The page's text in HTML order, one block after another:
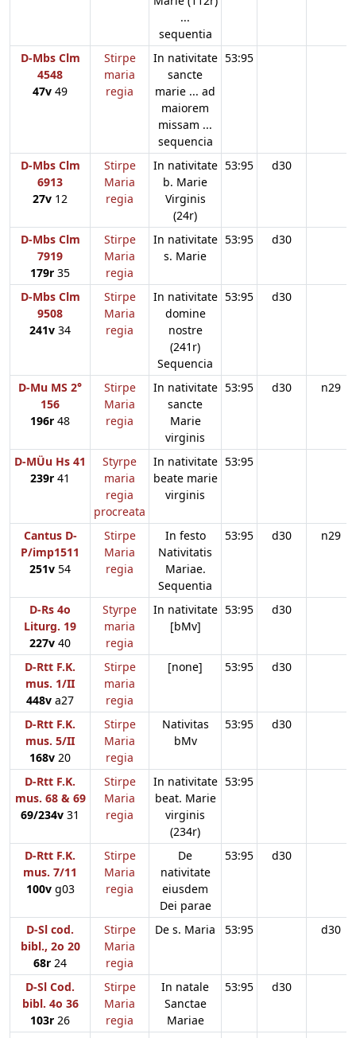
...
sequentia
D-Mbs Clm
4548
47v 49
Stirpe
maria
regia
In nativitate
sancte
marie ... ad
maiorem
missam ...
sequencia
53:95
D-Mbs Clm
6913
27v 12
Stirpe
Maria
regia
In nativitate
b. Marie
Virginis
(24r)
53:95 d30
D-Mbs Clm
7919
179r 35
Stirpe
Maria
regia
In nativitate
s. Marie
53:95 d30
D-Mbs Clm
9508
241v 34
Stirpe
Maria
regia
In nativitate
domine
nostre
(241r)
Sequencia
53:95 d30
D-Mu MS 2°
156
196r 48
Stirpe
Maria
regia
In nativitate
sancte
Marie
virginis
53:95 d30 n29
D-MÜu Hs 41
239r 41
Styrpe
maria
regia
procreata
In nativitate
beate marie
virginis
53:95
Cantus D-
P/imp1511
251v 54
Stirpe
Maria
regia
In festo
Nativitatis
Mariae.
Sequentia
53:95 d30 n29
D-Rs 4o
Liturg. 19
227v 40
Styrpe
maria
regia
In nativitate
[bMv]
53:95 d30
D-Rtt F.K.
mus. 1/II
448v a27
Stirpe
maria
regia
[none] 53:95 d30
D-Rtt F.K.
mus. 5/II
168v 20
Stirpe
Maria
regia
Nativitas
bMv
53:95 d30
D-Rtt F.K.
mus. 68 & 69
69/234v 31
Stirpe
Maria
regia
In nativitate
beat. Marie
virginis
(234r)
53:95
D-Rtt F.K.
mus. 7/11
100vg03
Stirpe
Maria
regia
De
nativitate
eiusdem
Dei parae
53:95 d30
D-Sl cod.
bibl., 2o 20
68r 24
Stirpe
Maria
regia
De s. Maria 53:95 d30
D-Sl Cod.
bibl. 4o 36
103r 26
Stirpe
Maria
regia
In natale
Sanctae
Mariae
53:95 d30